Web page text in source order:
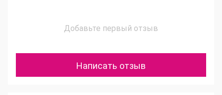
Добавьте первый отзыв
Написать отзыв